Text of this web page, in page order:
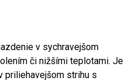
v sychravejšom
či nižšími teplotami. Je
priliehavejšom strihu s